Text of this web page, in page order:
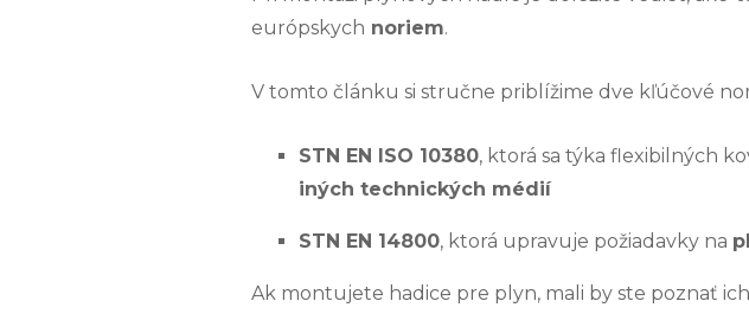
európskych noriem.
V tomto článku si stručne priblížime dve kľúčové
STN EN ISO 10380, ktorá sa týka flexibilných
iných technických médií
STN EN 14800, ktorá upravuje požiadavky na
Ak montujete hadice pre plyn, mali by ste poznať